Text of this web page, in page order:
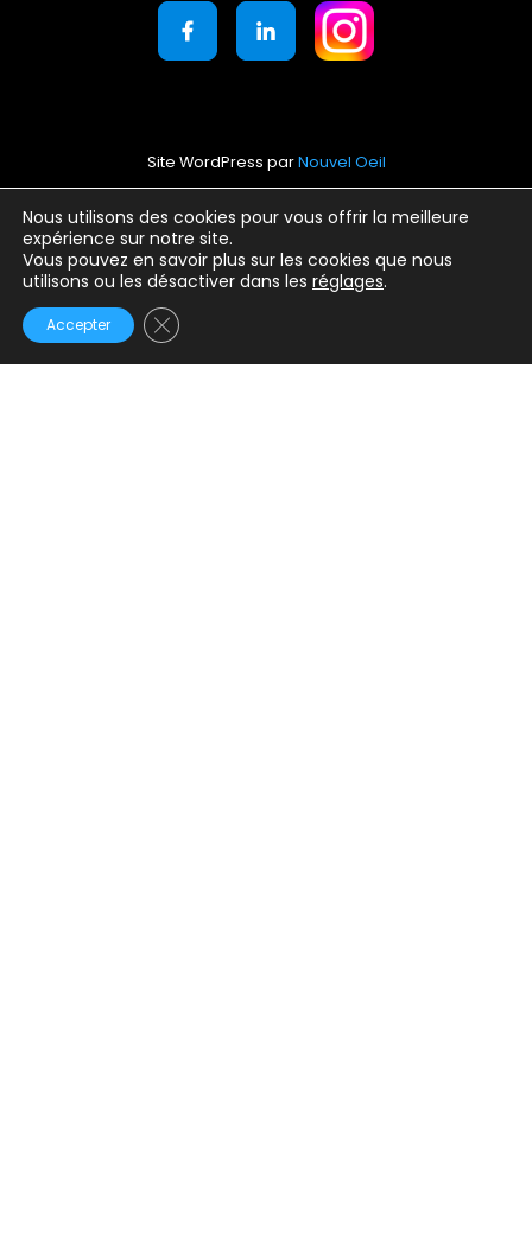
Nous utilisons des cookies pour vous offrir la meilleure
expérience sur notre site.
Vous pouvez en savoir plus sur les cookies que nous
utilisons ou les désactiver dans les réglages.
Accepter Fermer la bannière des cookies GDPR
Site WordPress parNouvel Oeil
Mentions légales
Conditions générales d’utilisation
Politique de confidentialité